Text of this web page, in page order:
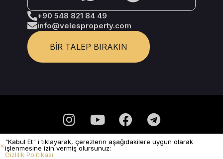
+90 548 821 84 49
info@velesproperty.com
BIR TALEP BIRAKIN
Gizlilik Politikası
"Kabul Et" i tıklayarak, çerezlerin aşağıdakilere uygun olarak
işlenmesine izin vermiş olursunuz:
Gizlilik Politikası